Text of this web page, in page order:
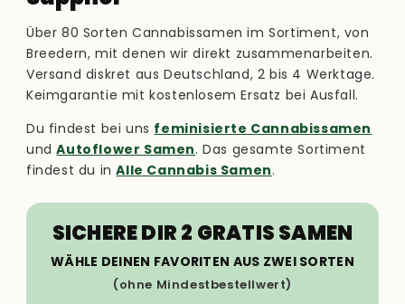
Über 80 Sorten Cannabissamen im Sortiment, von
Breedern, mit denen wir direkt zusammenarbeiten.
Versand diskret aus Deutschland, 2 bis 4 Werktage.
Keimgarantie mit kostenlosem Ersatz bei Ausfall.
Du findest bei uns feminisierte Cannabissamen
undAutoflower Samen. Das gesamte Sortiment
findest du inAlle Cannabis Samen.
SICHERE DIR 2 GRATIS SAMEN
WÄHLE DEINEN FAVORITEN AUS ZWEI SORTEN
(ohne Mindestbestellwert)